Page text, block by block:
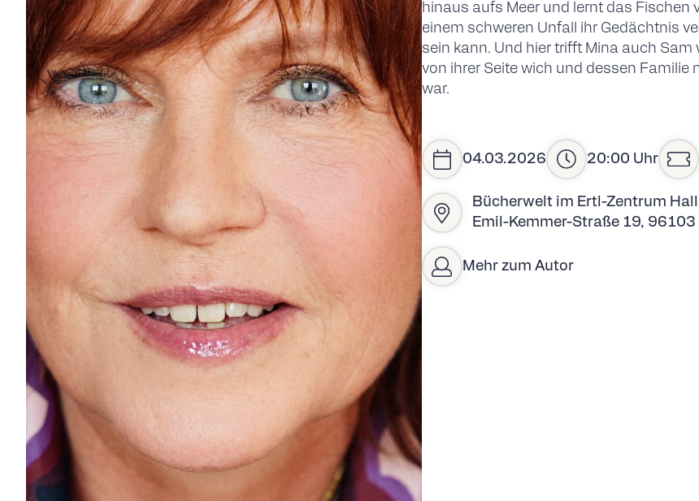
©Sonja Tobias
hinaus aufs Meer und lernt das Fischen
einem schweren Unfall ihr Gedächtnis
sein kann. Und hier trifft Mina auch
von ihrer Seite wich und dessen
war.
04.03.2026 20:00 Uhr
Bücherwelt im Ertl-Zentrum
Emil-Kemmer-Straße 19,
Mehr zum Autor